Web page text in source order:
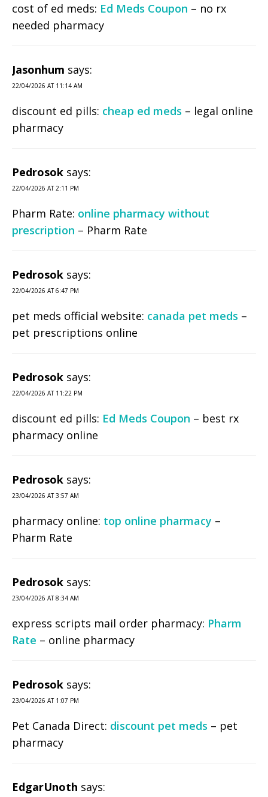
cost of ed meds: Ed Meds Coupon – no rx
needed pharmacy
Jasonhum says:
22/04/2026 AT 11:14 AM
discount ed pills: cheap ed meds – legal online
pharmacy
Pedrosok says:
22/04/2026 AT 2:11 PM
Pharm Rate: online pharmacy without
prescription – Pharm Rate
Pedrosok says:
22/04/2026 AT 6:47 PM
pet meds official website: canada pet meds –
pet prescriptions online
Pedrosok says:
22/04/2026 AT 11:22 PM
discount ed pills: Ed Meds Coupon – best rx
pharmacy online
Pedrosok says:
23/04/2026 AT 3:57 AM
pharmacy online: top online pharmacy –
Pharm Rate
Pedrosok says:
23/04/2026 AT 8:34 AM
express scripts mail order pharmacy: Pharm
Rate – online pharmacy
Pedrosok says:
23/04/2026 AT 1:07 PM
Pet Canada Direct: discount pet meds – pet
pharmacy
EdgarUnoth says: